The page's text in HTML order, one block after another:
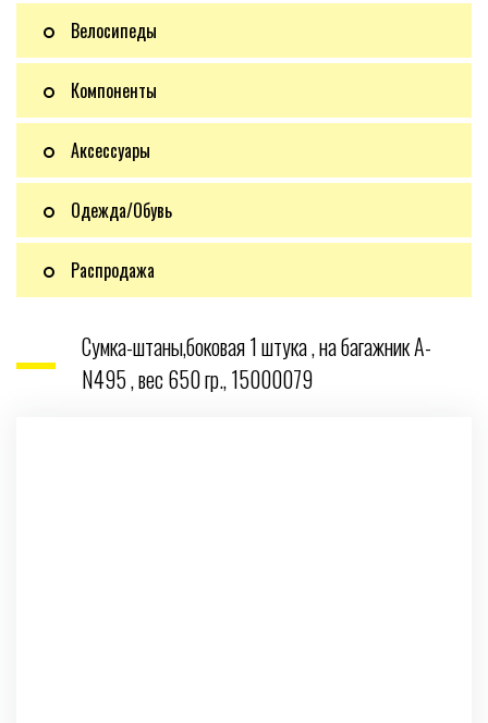
Велосипеды
Компоненты
Аксессуары
Одежда/Обувь
Распродажа
Сумка-штаны,боковая 1 штука , на багажник A-
N495 , вес 650 гр., 15000079